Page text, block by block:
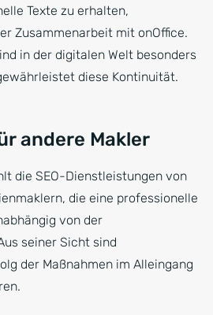
Texte zu erhalten,
Zusammenarbeit mit onOffice.
in der digitalen Welt besonders
diese Kontinuität.
andere Makler
die SEO-Dienstleistungen von
die eine professionelle
von der
seiner Sicht sind
der Maßnahmen im Alleingang